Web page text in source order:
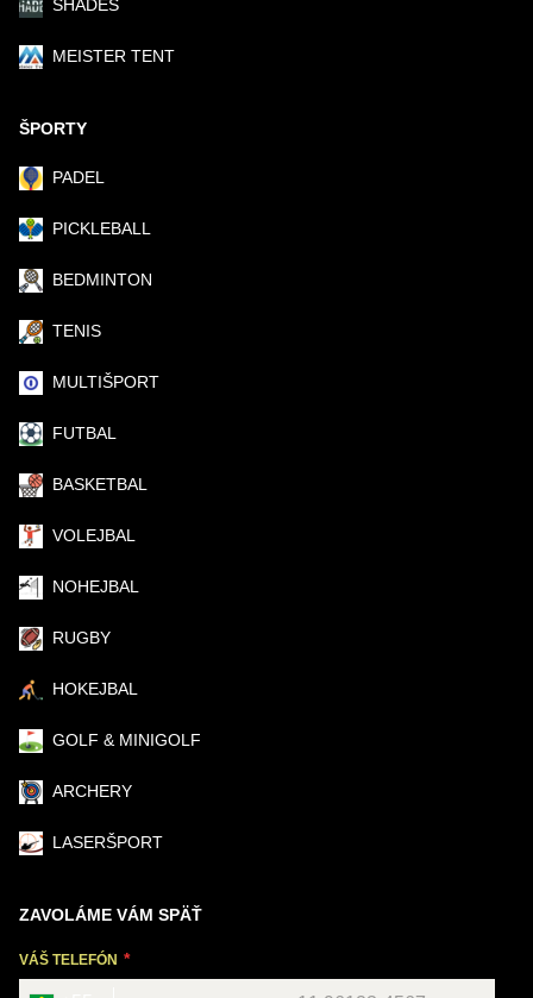
SHADES
MEISTER TENT
ŠPORTY
PADEL
PICKLEBALL
BEDMINTON
TENIS
MULTIŠPORT
FUTBAL
BASKETBAL
VOLEJBAL
NOHEJBAL
RUGBY
HOKEJBAL
GOLF & MINIGOLF
ARCHERY
LASERŠPORT
ZAVOLÁME VÁM SPÄŤ
VÁŠ TELEFÓN